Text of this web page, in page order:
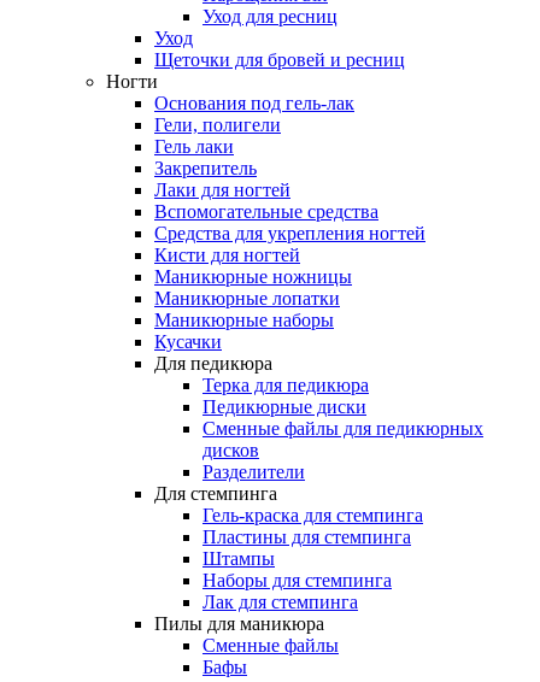
Уход для ресниц
Уход
Щеточки для бровей и ресниц
Ногти
Основания под гель-лак
Гели, полигели
Гель лаки
Закрепитель
Лаки для ногтей
Вспомогательные средства
Средства для укрепления ногтей
Кисти для ногтей
Маникюрные ножницы
Маникюрные лопатки
Маникюрные наборы
Кусачки
Для педикюра
Терка для педикюра
Педикюрные диски
Сменные файлы для педикюрных
дисков
Разделители
Для стемпинга
Гель-краска для стемпинга
Пластины для стемпинга
Штампы
Наборы для стемпинга
Лак для стемпинга
Пилы для маникюра
Сменные файлы
Бафы